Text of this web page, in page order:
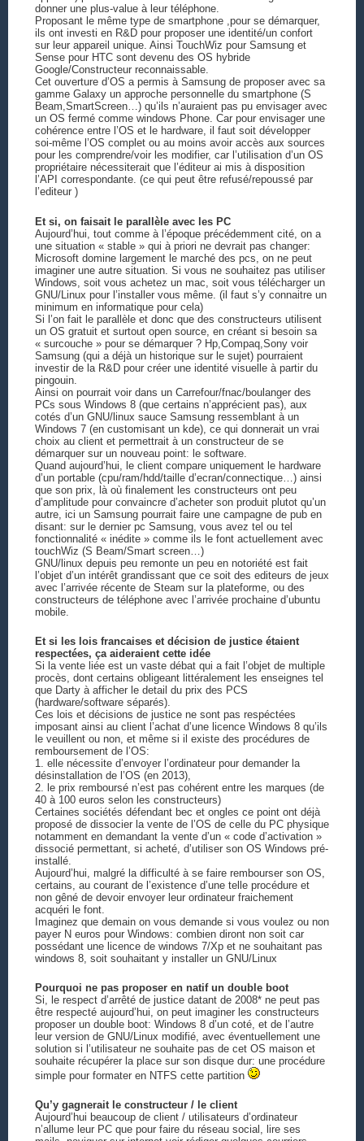
donner une plus-value à leur téléphone.
Proposant le même type de smartphone ,pour se démarquer,
ils ont investi en R&D pour proposer une identité/un confort
sur leur appareil unique. Ainsi TouchWiz pour Samsung et
Sense pour HTC sont devenu des OS hybride
Google/Constructeur reconnaissable.
Cet ouverture d’OS a permis à Samsung de proposer avec sa
gamme Galaxy un approche personnelle du smartphone (S
Beam,SmartScreen…) qu’ils n’auraient pas pu envisager avec
un OS fermé comme windows Phone. Car pour envisager une
cohérence entre l’OS et le hardware, il faut soit développer
soi-même l’OS complet ou au moins avoir accès aux sources
pour les comprendre/voir les modifier, car l’utilisation d’un OS
propriétaire nécessiterait que l’éditeur ai mis à disposition
l’API correspondante. (ce qui peut être refusé/repoussé par
l’editeur )
Et si, on faisait le parallèle avec les PC
Aujourd’hui, tout comme à l’époque précédemment cité, on a
une situation « stable » qui à priori ne devrait pas changer:
Microsoft domine largement le marché des pcs, on ne peut
imaginer une autre situation. Si vous ne souhaitez pas utiliser
Windows, soit vous achetez un mac, soit vous télécharger un
GNU/Linux pour l’installer vous même. (il faut s’y connaitre un
minimum en informatique pour cela)
Si l’on fait le parallèle et donc que des constructeurs utilisent
un OS gratuit et surtout open source, en créant si besoin sa
« surcouche » pour se démarquer ? Hp,Compaq,Sony voir
Samsung (qui a déjà un historique sur le sujet) pourraient
investir de la R&D pour créer une identité visuelle à partir du
pingouin.
Ainsi on pourrait voir dans un Carrefour/fnac/boulanger des
PCs sous Windows 8 (que certains n’apprécient pas), aux
cotés d’un GNU/linux sauce Samsung ressemblant à un
Windows 7 (en customisant un kde), ce qui donnerait un vrai
choix au client et permettrait à un constructeur de se
démarquer sur un nouveau point: le software.
Quand aujourd’hui, le client compare uniquement le hardware
d’un portable (cpu/ram/hdd/taille d’ecran/connectique…) ainsi
que son prix, là où finalement les constructeurs ont peu
d’amplitude pour convaincre d’acheter son produit plutot qu’un
autre, ici un Samsung pourrait faire une campagne de pub en
disant: sur le dernier pc Samsung, vous avez tel ou tel
fonctionnalité « inédite » comme ils le font actuellement avec
touchWiz (S Beam/Smart screen…)
GNU/linux depuis peu remonte un peu en notoriété est fait
l’objet d’un intérêt grandissant que ce soit des editeurs de jeux
avec l’arrivée récente de Steam sur la plateforme, ou des
constructeurs de téléphone avec l’arrivée prochaine d’ubuntu
mobile.
Et si les lois francaises et décision de justice étaient
respectées, ça aideraient cette idée
Si la vente liée est un vaste débat qui a fait l’objet de multiple
procès, dont certains obligeant littéralement les enseignes tel
que Darty à afficher le detail du prix des PCS
(hardware/software séparés).
Ces lois et décisions de justice ne sont pas respéctées
imposant ainsi au client l’achat d’une licence Windows 8 qu’ils
le veuillent ou non, et même si il existe des procédures de
remboursement de l’OS:
1. elle nécessite d’envoyer l’ordinateur pour demander la
désinstallation de l’OS (en 2013),
2. le prix remboursé n’est pas cohérent entre les marques (de
40 à 100 euros selon les constructeurs)
Certaines sociétés défendant bec et ongles ce point ont déjà
proposé de dissocier la vente de l’OS de celle du PC physique
notamment en demandant la vente d’un « code d’activation »
dissocié permettant, si acheté, d’utiliser son OS Windows pré-
installé.
Aujourd’hui, malgré la difficulté à se faire rembourser son OS,
certains, au courant de l’existence d’une telle procédure et
non gêné de devoir envoyer leur ordinateur fraichement
acquéri le font.
Imaginez que demain on vous demande si vous voulez ou non
payer N euros pour Windows: combien diront non soit car
possédant une licence de windows 7/Xp et ne souhaitant pas
windows 8, soit souhaitant y installer un GNU/Linux
Pourquoi ne pas proposer en natif un double boot
Si, le respect d’arrêté de justice datant de 2008* ne peut pas
être respecté aujourd’hui, on peut imaginer les constructeurs
proposer un double boot: Windows 8 d’un coté, et de l’autre
leur version de GNU/Linux modifié, avec éventuellement une
solution si l’utilisateur ne souhaite pas de cet OS maison et
souhaite récupérer la place sur son disque dur: une procédure
simple pour formater en NTFS cette partition
Qu’y gagnerait le constructeur / le client
Aujourd’hui beaucoup de client / utilisateurs d’ordinateur
n’allume leur PC que pour faire du réseau social, lire ses